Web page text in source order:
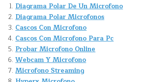
Diagrama Polar De Un Microfono
Diagrama Polar Microfonos
Cascos Con Microfono
Cascos Con Microfono Para Pc
Probar Microfono Online
Webcam Y Microfono
Microfono Streaming